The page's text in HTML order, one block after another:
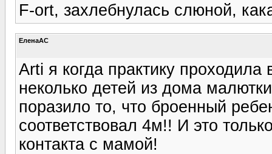
F-ort, захлебнулась слюной,
ЕленаАС
Arti я когда практику
неколько детей из дома
поразило то, что броенный
соответствовал 4м!! И это
контакта с мамой!